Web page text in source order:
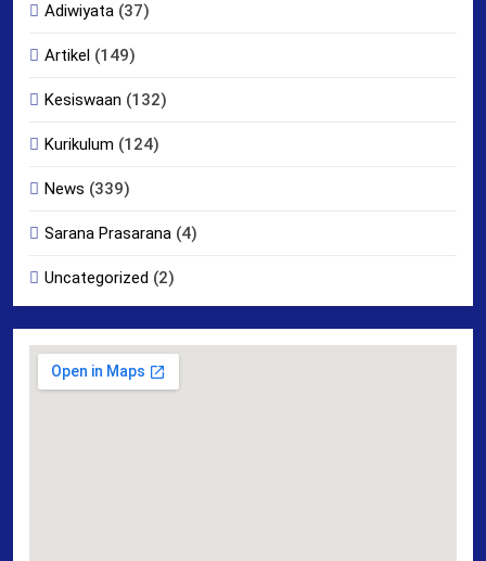
Adiwiyata (37)
Artikel (149)
Kesiswaan (132)
Kurikulum (124)
News (339)
Sarana Prasarana (4)
Uncategorized (2)